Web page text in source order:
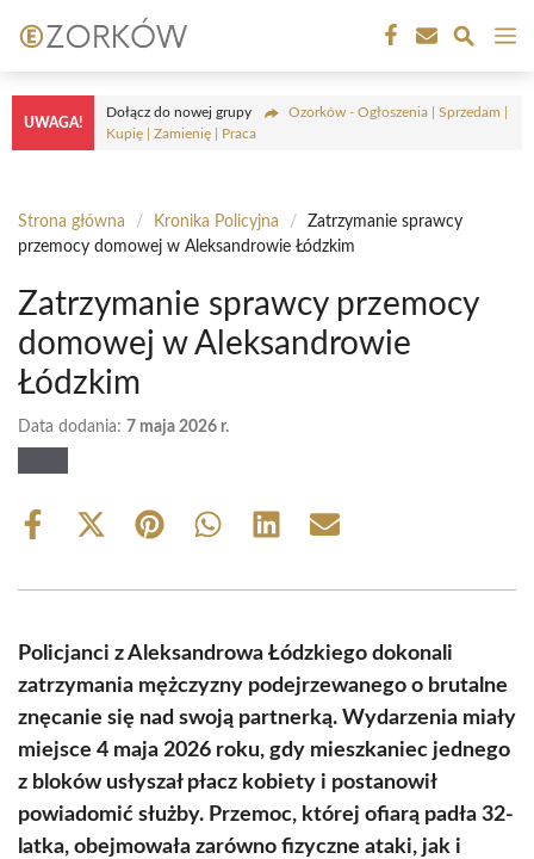
do
treści
UWAGA!
Dołącz do nowej grupy
Ozorków - Ogłoszenia | Sprzedam |
Kupię | Zamienię | Praca
Strona główna / Kronika Policyjna /
Zatrzymanie sprawcy
przemocy domowej w Aleksandrowie Łódzkim
Zatrzymanie sprawcy przemocy
domowej w Aleksandrowie
Łódzkim
Data dodania: 7 maja 2026 r.
Share
Share
(Twitter)
Share Share Share Share
Policjanci z Aleksandrowa Łódzkiego dokonali
zatrzymania mężczyzny podejrzewanego o brutalne
znęcanie się nad swoją partnerką. Wydarzenia miały
miejsce 4 maja 2026 roku, gdy mieszkaniec jednego
z bloków usłyszał płacz kobiety i postanowił
powiadomić służby. Przemoc, której ofiarą padła 32-
latka, obejmowała zarówno fizyczne ataki, jak i